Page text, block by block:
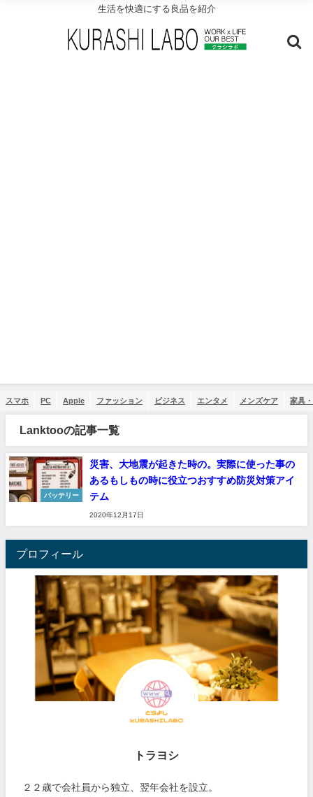
生活を快適にする良品を紹介
スマホ PC Apple ファッション ビジネス エンタメ メンズケア 家具
Lanktooの記事一覧
バッテリー
災害、大地震が起きた時の。実際に使った事の
あるもしもの時に役立つおすすめ防災対策アイ
テム
2020年12月17日
プロフィール
トラヨシ
２２歳で会社員から独立、翌年会社を設立。